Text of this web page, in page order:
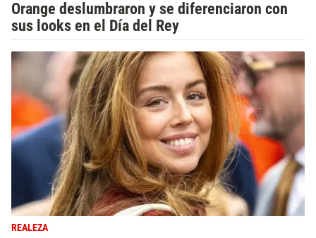
Orange deslumbraron y se diferenciaron con
sus looks en el Día del Rey
REALEZA